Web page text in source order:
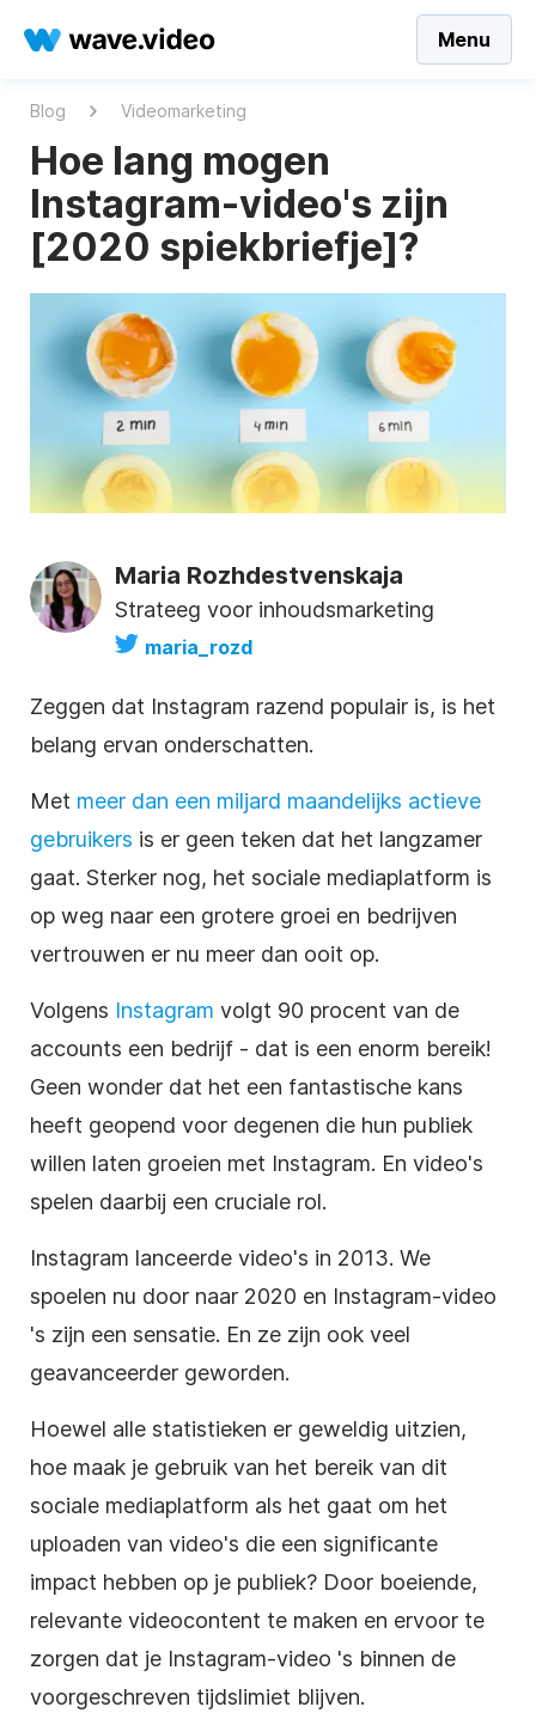
Menu
Blog Videomarketing
Hoe lang mogen
Instagram-video's zijn
[2020 spiekbriefje]?
Maria Rozhdestvenskaja
Strateeg voor inhoudsmarketing
maria_rozd
Zeggen dat Instagram razend populair is, is het
belang ervan onderschatten.
Met meer dan een miljard maandelijks actieve
gebruikers is er geen teken dat het langzamer
gaat. Sterker nog, het sociale mediaplatform is
op weg naar een grotere groei en bedrijven
vertrouwen er nu meer dan ooit op.
Volgens Instagram volgt 90 procent van de
accounts een bedrijf - dat is een enorm bereik!
Geen wonder dat het een fantastische kans
heeft geopend voor degenen die hun publiek
willen laten groeien met Instagram. En video's
spelen daarbij een cruciale rol.
Instagram lanceerde video's in 2013. We
spoelen nu door naar 2020 en Instagram-video
's zijn een sensatie. En ze zijn ook veel
geavanceerder geworden.
Hoewel alle statistieken er geweldig uitzien,
hoe maak je gebruik van het bereik van dit
sociale mediaplatform als het gaat om het
uploaden van video's die een significante
impact hebben op je publiek? Door boeiende,
relevante videocontent te maken en ervoor te
zorgen dat je Instagram-video 's binnen de
voorgeschreven tijdslimiet blijven.